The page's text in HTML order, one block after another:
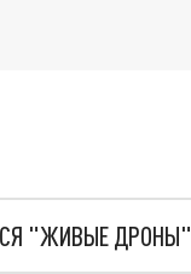
"ЖИВЫЕ ДРОНЫ"